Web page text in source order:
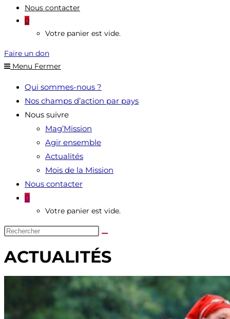
Nous contacter
0
Votre panier est vide.
Faire un don
Menu Fermer
Qui sommes-nous ?
Nos champs d’action par pays
Nous suivre
Mag’Mission
Agir ensemble
Actualités
Mois de la Mission
Nous contacter
0
Votre panier est vide.
ACTUALITÉS